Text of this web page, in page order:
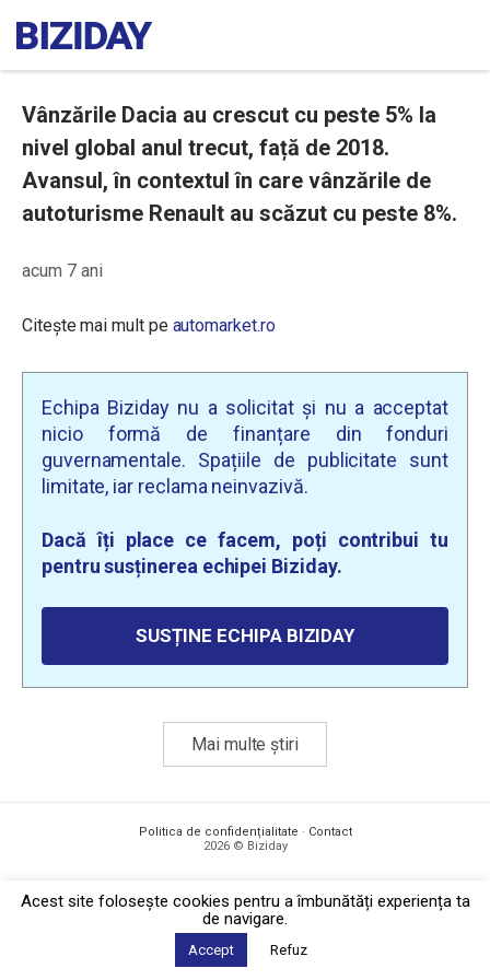
Vânzările Dacia au crescut cu peste 5% la
nivel global anul trecut, față de 2018.
Avansul, în contextul în care vânzările de
autoturisme Renault au scăzut cu peste 8%.
acum 7 ani
Citește mai mult pe automarket.ro
Echipa Biziday nu a solicitat și nu a acceptat
nicio formă de finanțare din fonduri
guvernamentale. Spațiile de publicitate sunt
limitate, iar reclama neinvazivă.
Dacă îți place ce facem, poți contribui tu
pentru susținerea echipei Biziday.
SUSȚINE ECHIPA BIZIDAY
Mai multe știri
Politica de confidențialitate · Contact
2026 © Biziday
Acest site foloseşte cookies pentru a îmbunătăți experiența ta
de navigare.
Accept Refuz